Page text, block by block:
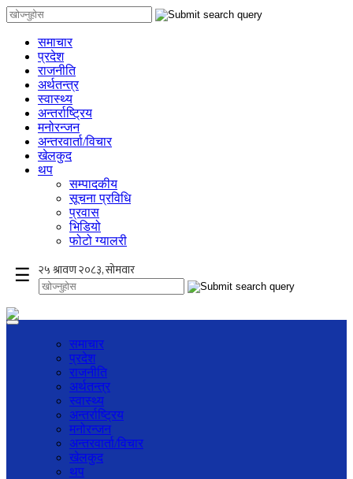
समाचार
प्रदेश
राजनीति
अर्थतन्त्र
स्वास्थ्य
अन्तर्राष्ट्रिय
मनोरन्जन
अन्तरवार्ता/विचार
खेलकुद
थप
सम्पादकीय
सूचना प्रविधि
प्रवास
भिडियो
फोटो ग्यालरी
☰
समाचार
प्रदेश
राजनीति
अर्थतन्त्र
स्वास्थ्य
अन्तर्राष्ट्रिय
मनोरन्जन
अन्तरवार्ता/विचार
खेलकुद
थप